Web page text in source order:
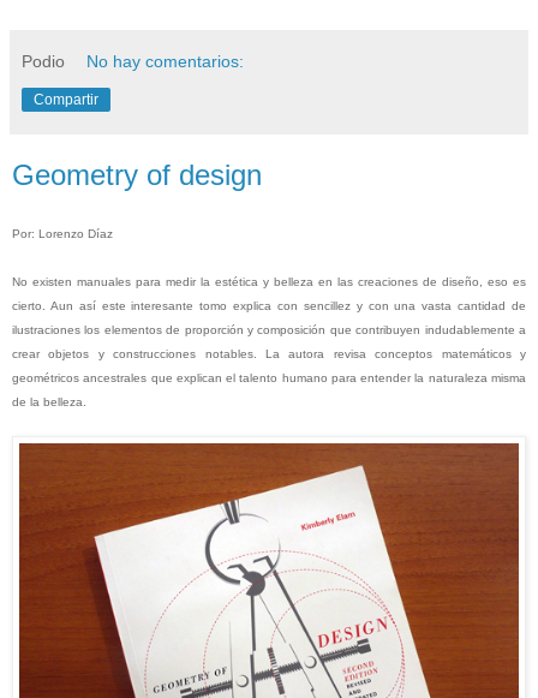
Podio No hay comentarios:
Compartir
Geometry of design
Por: Lorenzo Díaz
No existen manuales para medir la estética y belleza en las creaciones de diseño, eso es
cierto. Aun así este interesante tomo explica con sencillez y con una vasta cantidad de
ilustraciones los elementos de proporción y composición que contribuyen indudablemente a
crear objetos y construcciones notables. La autora
revisa conceptos matemáticos y
geométricos ancestrales que explican el talento humano para entender la naturaleza misma
de la belleza.